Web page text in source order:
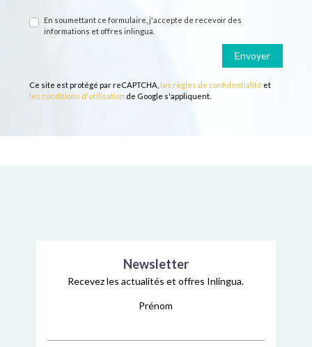
En soumettant ce formulaire, j'accepte de recevoir des
informations et offres inlingua.
Envoyer
Ce site est protégé par reCAPTCHA, les règles de confidentialité et
les conditions d'utilisation de Google s'appliquent.
Newsletter
Recevez les actualités et offres Inlingua.
Prénom